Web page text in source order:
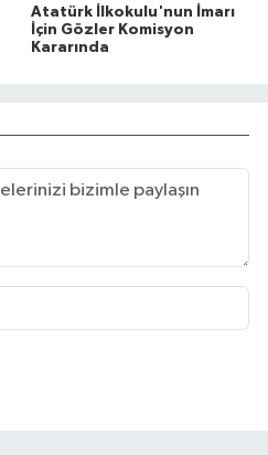
Atatürk İlkokulu'nun İmarı
İçin Gözler Komisyon
Kararında